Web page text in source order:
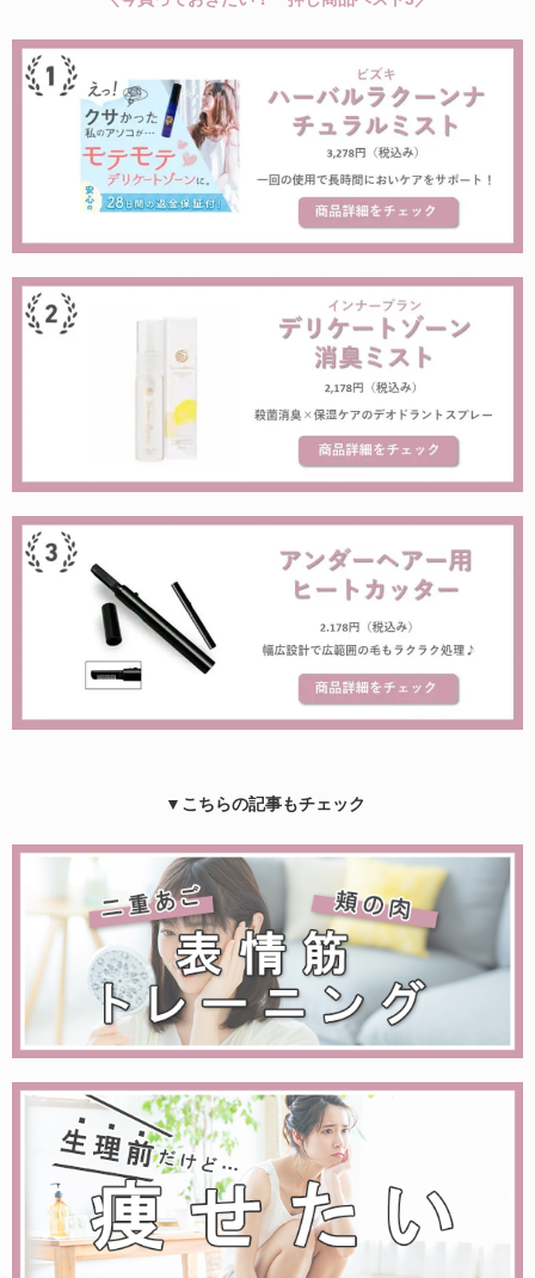
▼こちらの記事もチェック